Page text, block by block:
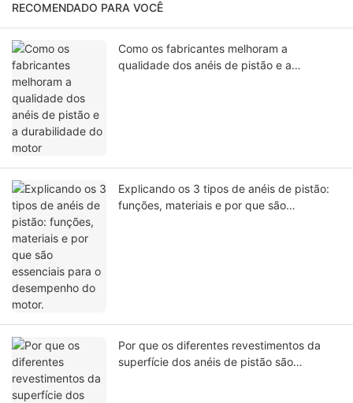
RECOMENDADO PARA VOCÊ
Como os fabricantes melhoram a
qualidade dos anéis de pistão e a
Explicando os 3 tipos de anéis de pistão:
funções, materiais e por que são
Por que os diferentes revestimentos da
superfície dos anéis de pistão são